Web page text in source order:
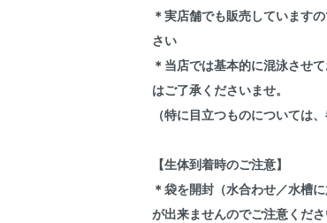
＊実店舗でも販売しています
さい
＊当店では基本的に混泳させ
はご了承くださいませ。
（特に目立つものについては
【生体到着時のご注意】
＊袋を開封（水合わせ／水槽
が出来ませんのでご注意くだ